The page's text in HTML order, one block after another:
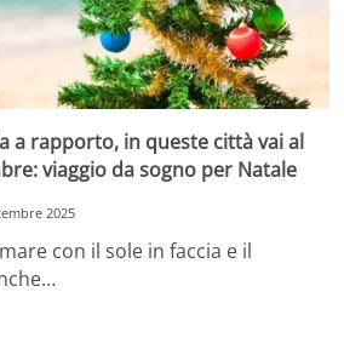
a rapporto, in queste città vai al
viaggio da sogno per Natale
2025
con il sole in faccia e il